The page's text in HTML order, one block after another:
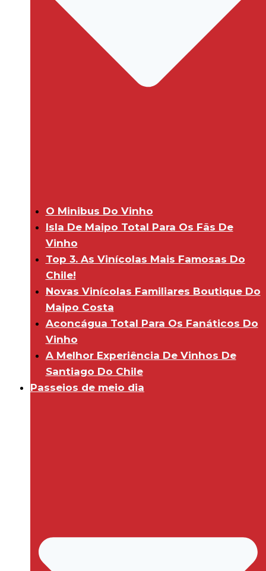
O Minibus Do Vinho
Isla De Maipo Total Para Os Fãs De
Vinho
Top 3. As Vinícolas Mais Famosas Do
Chile!
Novas Vinícolas Familiares Boutique Do
Maipo Costa
Aconcágua Total Para Os Fanáticos Do
Vinho
A Melhor Experiência De Vinhos De
Santiago Do Chile
Passeios de meio dia